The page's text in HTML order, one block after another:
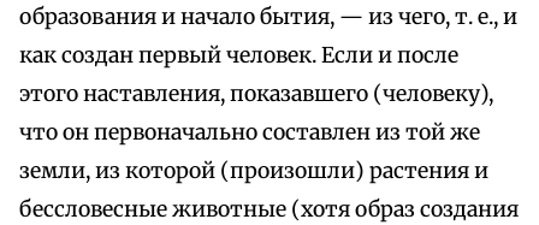
образования и начало бытия, — из чего, т. е., и
как создан первый человек. Если и после
этого наставления, показавшего (человеку),
что он первоначально составлен из той же
земли, из которой (произошли) растения и
бессловесные животные (хотя образ создания